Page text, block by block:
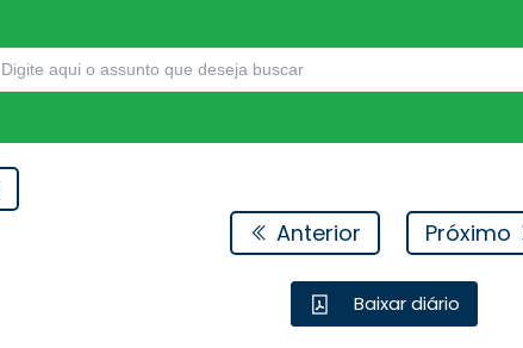
Anterior
Próximo
Baixar diário